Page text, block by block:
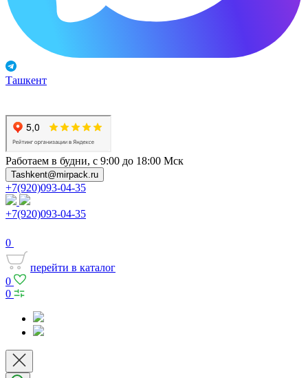
Ташкент
Работаем в будни, с 9:00 до 18:00 Мск
Tashkent@mirpack.ru
+7(920)093-04-35
+7(920)093-04-35
0
перейти в каталог
0
0